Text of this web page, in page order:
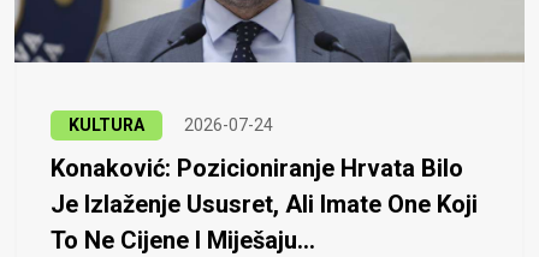
KULTURA 2026-07-24
Konaković: Pozicioniranje Hrvata Bilo
Je Izlaženje Ususret, Ali Imate One Koji
To Ne Cijene I Miješaju...